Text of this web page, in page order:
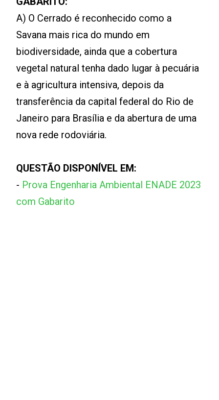
A) O Cerrado é reconhecido como a
Savana mais rica do mundo em
biodiversidade, ainda que a cobertura
vegetal natural tenha dado lugar à pecuária
e à agricultura intensiva, depois da
transferência da capital federal do Rio de
Janeiro para Brasília e da abertura de uma
nova rede rodoviária.
QUESTÃO DISPONÍVEL EM:
- Prova Engenharia Ambiental ENADE 2023
com Gabarito